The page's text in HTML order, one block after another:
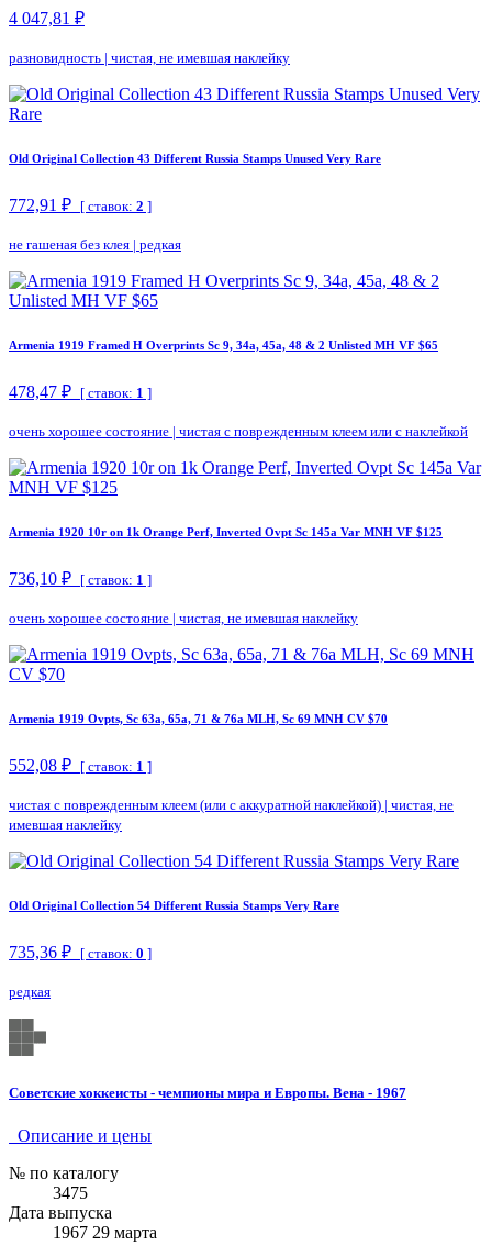
4 047,81 ₽
разновидность | чистая, не имевшая наклейку
Old Original Collection 43 Different Russia Stamps Unused Very Rare
772,91 ₽ [ ставок: 2 ]
не гашеная без клея | редкая
Armenia 1919 Framed H Overprints Sc 9, 34a, 45a, 48 & 2 Unlisted MH VF $65
478,47 ₽ [ ставок: 1 ]
очень хорошее состояние | чистая с поврежденным клеем или с наклейкой
Armenia 1920 10r on 1k Orange Perf, Inverted Ovpt Sc 145a Var MNH VF $125
736,10 ₽ [ ставок: 1 ]
очень хорошее состояние | чистая, не имевшая наклейку
Armenia 1919 Ovpts, Sc 63a, 65a, 71 & 76a MLH, Sc 69 MNH CV $70
552,08 ₽ [ ставок: 1 ]
чистая с поврежденным клеем (или с аккуратной наклейкой) | чистая, не
имевшая наклейку
Old Original Collection 54 Different Russia Stamps Very Rare
735,36 ₽ [ ставок: 0 ]
редкая
Советские хоккеисты - чемпионы мира и Европы. Вена - 1967
Описание и цены
№ по каталогу
3475
Дата выпуска
1967 29 марта